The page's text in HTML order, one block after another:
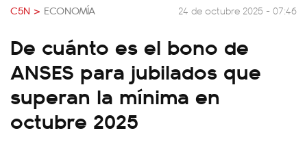
C5N > ECONOMÍA 24 de octubre 2025 - 07:46
De cuánto es el bono de
ANSES para jubilados que
superan la mínima en
octubre 2025